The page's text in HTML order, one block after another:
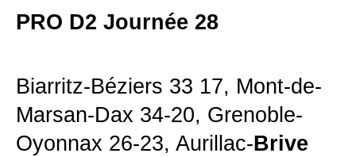
PRO D2 Journée 28
Biarritz-Béziers 33 17, Mont-de-
Marsan-Dax 34-20, Grenoble-
Oyonnax 26-23, Aurillac-Brive